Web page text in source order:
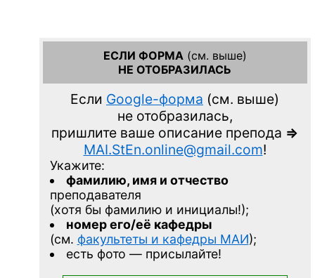
ЕСЛИ ФОРМА (см. выше)
НЕ ОТОБРАЗИЛАСЬ
Если Google-форма (см. выше)
не отобразилась,
пришлите ваше описание препода =>
MAI.StEn.online@gmail.com!
Укажите:
фамилию, имя и отчество
преподавателя
(хотя бы фамилию и инициалы!);
номер его/её кафедры
(см. факультеты и кафедры МАИ);
есть фото — присылайте!